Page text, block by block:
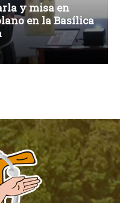
y misa en
en la Basílica